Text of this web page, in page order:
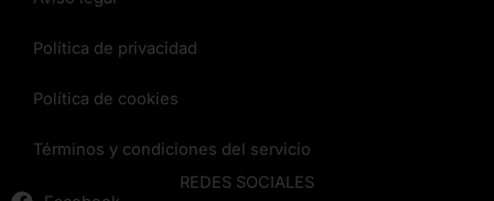
Política de privacidad
Política de cookies
Términos y condiciones del servicio
REDES SOCIALES